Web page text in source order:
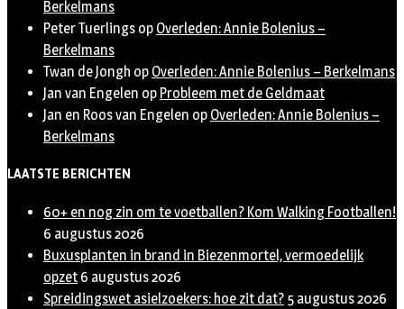
Berkelmans
Peter Tuerlings op Overleden: Annie Bolenius –
Berkelmans
Twan de Jongh op Overleden: Annie Bolenius – Berkelmans
Jan van Engelen op Probleem met de Geldmaat
Jan en Roos van Engelen op Overleden: Annie Bolenius –
Berkelmans
LAATSTE BERICHTEN
60+ en nog zin om te voetballen? Kom Walking Footballen!
6 augustus 2026
Buxusplanten in brand in Biezenmortel, vermoedelijk
opzet 6 augustus 2026
Spreidingswet asielzoekers: hoe zit dat? 5 augustus 2026